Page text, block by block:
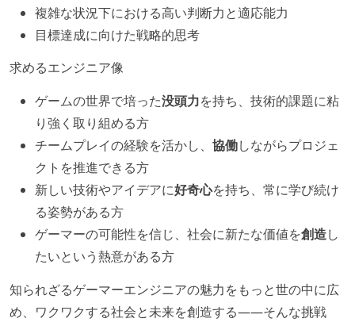
複雑な状況下における高い判断力と適応能力
目標達成に向けた戦略的思考
求めるエンジニア像
ゲームの世界で培った没頭力を持ち、技術的課題に粘
り強く取り組める方
チームプレイの経験を活かし、 協働しながらプロジェ
クトを推進できる方
新しい技術やアイデアに好奇心を持ち、常に学び続け
る姿勢がある方
ゲーマーの可能性を信じ、社会に新たな価値を創造し
たいという熱意がある方
知られざるゲーマーエンジニアの魅力をもっと世の中に広
め、ワクワクする社会と未来を創造する——そんな挑戦